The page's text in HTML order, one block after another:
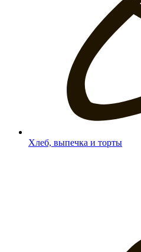
Хлеб, выпечка и торты